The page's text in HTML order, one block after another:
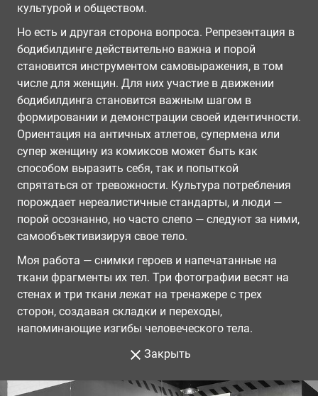
культурой и обществом.
Но есть и другая сторона вопроса. Репрезентация в
бодибилдинге действительно важна и порой
становится инструментом самовыражения, в том
числе для женщин. Для них участие в движении
бодибилдинга становится важным шагом в
формировании и демонстрации своей идентичности.
Ориентация на античных атлетов, супермена или
супер женщину из комиксов может быть как
способом выразить себя, так и попыткой
спрятаться от тревожности. Культура потребления
порождает нереалистичные стандарты, и люди —
порой осознанно, но часто слепо — следуют за ними,
самообъективизируя свое тело.
Моя работа — снимки героев и напечатанные на
ткани фрагменты их тел. Три фотографии весят на
стенах и три ткани лежат на тренажере с трех
сторон, создавая складки и переходы,
напоминающие изгибы человеческого тела.
Закрыть